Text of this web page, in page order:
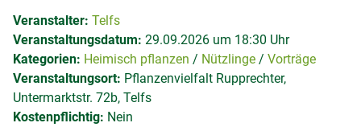
Veranstalter: Telfs
Veranstaltungsdatum: 29.09.2026 um 18:30 Uhr
Kategorien: Heimisch pflanzen Nützlinge
Vorträge
Veranstaltungsort: Pflanzenvielfalt Rupprechter,
Untermarktstr. 72b, Telfs
Kostenpflichtig: Nein